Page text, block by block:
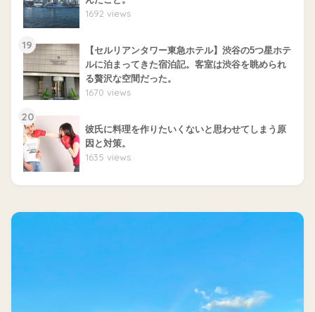
1692 views
19
【セルリアンタワー東急ホテル】渋谷の5つ星ホテ
ルに泊まってきた宿泊記。客室は渋谷を眺められ
る贅沢な空間だった。
1670 views
20
彼氏に料理を作りたいくないと思わせてしまう原
因と対策。
1635 views